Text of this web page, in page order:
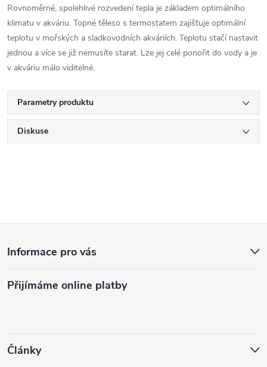
Rovnoměrné, spolehlivé rozvedení tepla je základem optimálního
klimatu v akváriu. Topné těleso s termostatem zajišťuje optimální
teplotu v mořských a sladkovodních akváriích. Teplotu stačí nastavit
jednou a více se již nemusíte starat. Lze jej celé ponořit do vody a je
v akváriu málo viditelné.
Parametry produktu
Diskuse
p
Informace pro vás
Přijímáme online platby
Články